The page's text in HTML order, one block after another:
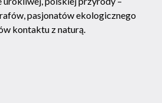
pasjonatów ekologicznego
kontaktu z naturą.